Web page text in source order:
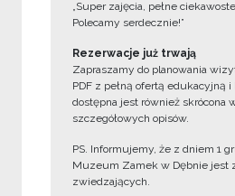
„Super zajęcia, pełne
Polecamy serdecznie!”
Rezerwacje już trwają
Zapraszamy do planowania
PDF z pełną ofertą edukacyjną
dostępna jest również skrócona
szczegółowych opisów.
PS. Informujemy, że z dniem 1
Muzeum Zamek w Dębnie jest
zwiedzających.